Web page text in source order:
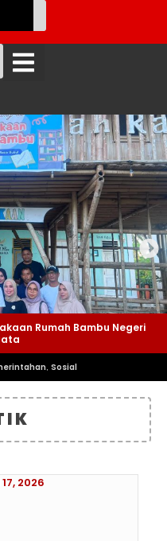
Rumah Bambu Negeri
, Sosial
2026